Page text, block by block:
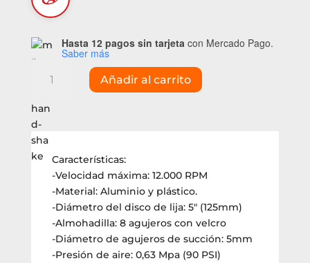
Hasta 12 pagos sin tarjeta con Mercado Pago.
Saber más
neumática
Bremen
5"
(7518)
cantidad
Añadir al carrito
Características:
-Velocidad máxima: 12.000 RPM
-Material: Aluminio y plástico.
-Diámetro del disco de lija: 5″ (125mm)
-Almohadilla: 8 agujeros con velcro
-Diámetro de agujeros de succión: 5mm
-Presión de aire: 0,63 Mpa (90 PSI)